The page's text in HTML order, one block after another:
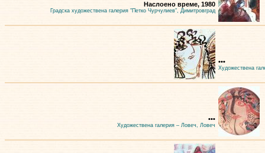
Наслоено време, 1980
Градска художествена галерия "Петко Чурчулиев", Димитровград
•••
Художествена
•••
Художествена галерия – Ловеч, Ловеч